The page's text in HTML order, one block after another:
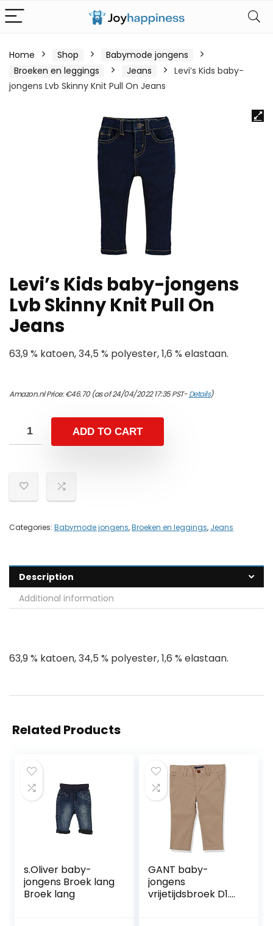
Home Shop
Babymode jongens
Broeken en leggings
Jeans
Levi’s Kids baby-
jongens Lvb Skinny Knit Pull On Jeans
Levi’s Kids baby-jongens
Lvb Skinny Knit Pull On
Jeans
63,9 % katoen, 34,5 % polyester, 1,6 % elastaan.
Amazon.nl Price:€46.70(as of 24/04/2022 17:35 PST-Details)
ADD TO CART
Categories: Babymode jongens,Broeken en leggings, Jeans
Description
Additional information
63,9 % katoen, 34,5 % polyester, 1,6 % elastaan.
Related Products
s.Oliver baby-
jongens Broek lang
Broek lang
GANT baby-
jongens
vrijetijdsbroek D1.